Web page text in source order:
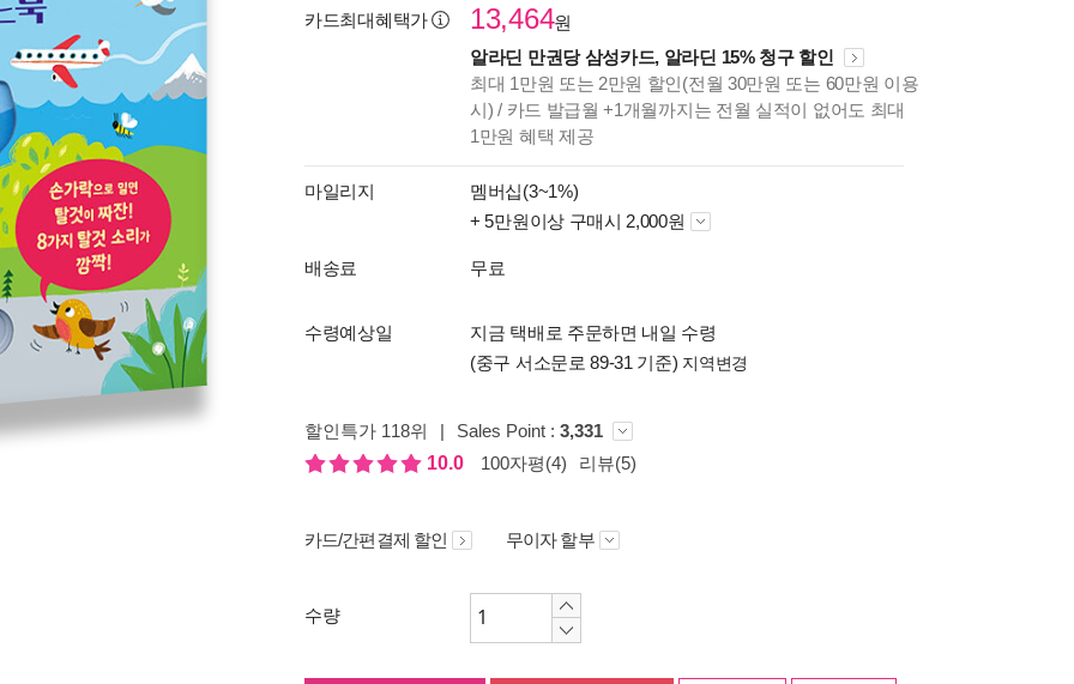
카드최대혜택가 13,464원
알라딘 만권당 삼성카드, 알라딘 15% 청구 할인
최대 1만원 또는 2만원 할인(전월 30만원 또는 60만원 이용
시) / 카드 발급월 +1개월까지는 전월 실적이 없어도 최대
1만원 혜택 제공
마일리지
멤버십(3~1%)
+ 5만원이상 구매시 2,000원
배송료 무료
수령예상일
지금 택배로 주문하면 내일 수령
(중구 서소문로 89-31 기준) 지역변경
할인특가 118위 | Sales Point : 3,331
10.0
100자평(4) 리뷰(5)
카드/간편결제 할인 무이자 할부
수량